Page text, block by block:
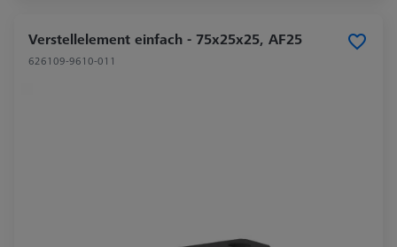
Verstellelement einfach - 75x25x25, AF25
626109-9610-011